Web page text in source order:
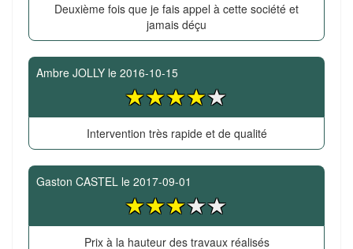
Deuxième fois que je fais appel à cette société et
jamais déçu
Ambre JOLLY le 2016-10-15
Intervention très rapide et de qualité
Gaston CASTEL le 2017-09-01
Prix à la hauteur des travaux réalisés